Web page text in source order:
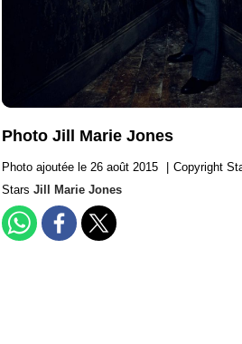
Photo Jill Marie Jones
Photo ajoutée le 26 août 2015
Copyright
Stars Jill Marie Jones